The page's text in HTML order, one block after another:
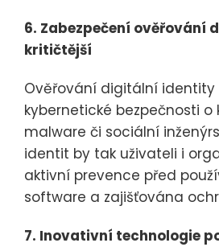
6. Zabezpečení
kritičtější
Ověřování digitální
kybernetické bezpečnosti
malware či sociální
identit by tak uživateli i
aktivní prevence před
software a zajišťována
7. Inovativní technologie